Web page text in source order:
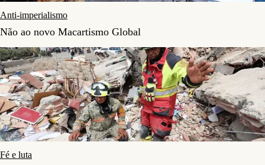
Anti-imperialismo
Não ao novo Macartismo Global
Fé e luta